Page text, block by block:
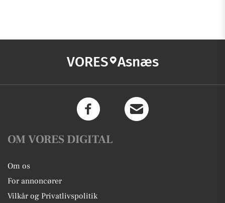
VORES Asnæs
OM VORES DIGITAL
Om os
For annoncører
Vilkår og Privatlivspolitik